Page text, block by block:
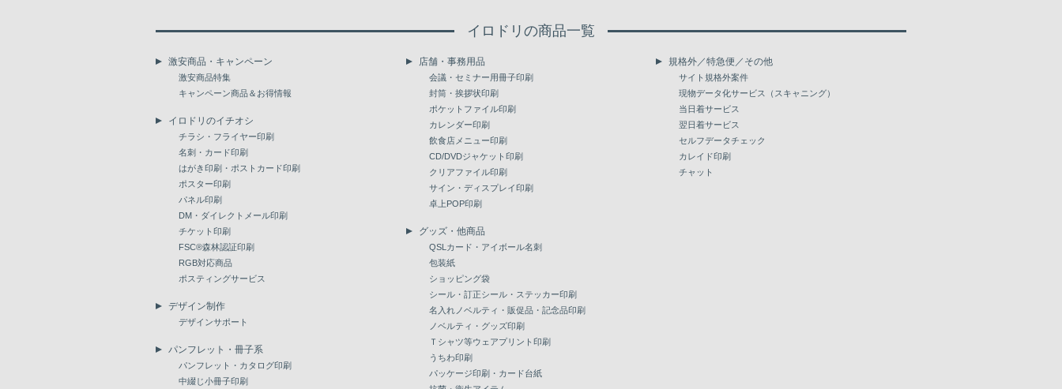
イロドリの商品一覧
激安商品・キャンペーン
激安商品特集
キャンペーン商品＆お得情報
イロドリのイチオシ
チラシ・フライヤー印刷
名刺・カード印刷
はがき印刷・ポストカード印刷
ポスター印刷
パネル印刷
DM・ダイレクトメール印刷
チケット印刷
FSC®森林認証印刷
RGB対応商品
ポスティングサービス
デザイン制作
デザインサポート
パンフレット・冊子系
パンフレット・カタログ印刷
中綴じ小冊子印刷
店舗・事務用品
会議・セミナー用冊子印刷
封筒・挨拶状印刷
ポケットファイル印刷
カレンダー印刷
飲食店メニュー印刷
CD/DVDジャケット印刷
クリアファイル印刷
サイン・ディスプレイ印刷
卓上POP印刷
グッズ・他商品
QSLカード・アイボール名刺
包装紙
ショッピング袋
シール・訂正シール・ステッカー印刷
名入れノベルティ・販促品・記念品印刷
ノベルティ・グッズ印刷
Ｔシャツ等ウェアプリント印刷
うちわ印刷
パッケージ印刷・カード台紙
規格外／特急便／その他
サイト規格外案件
現物データ化サービス（スキャニング）
当日着サービス
翌日着サービス
セルフデータチェック
カレイド印刷
チャット